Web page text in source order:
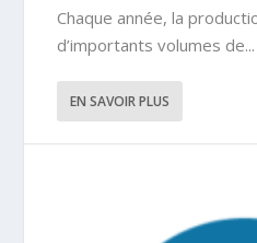
Chaque année, la
d’importants volumes de...
EN SAVOIR PLUS